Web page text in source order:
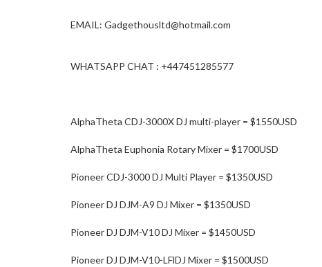
EMAIL: Gadgethousltd@hotmail.com
WHATSAPP CHAT : +447451285577
AlphaTheta CDJ-3000X DJ multi-player = $1550USD
AlphaTheta Euphonia Rotary Mixer = $1700USD
Pioneer CDJ-3000 DJ Multi Player = $1350USD
Pioneer DJ DJM-A9 DJ Mixer = $1350USD
Pioneer DJ DJM-V10 DJ Mixer = $1450USD
Pioneer DJ DJM-V10-LFlDJ Mixer = $1500USD